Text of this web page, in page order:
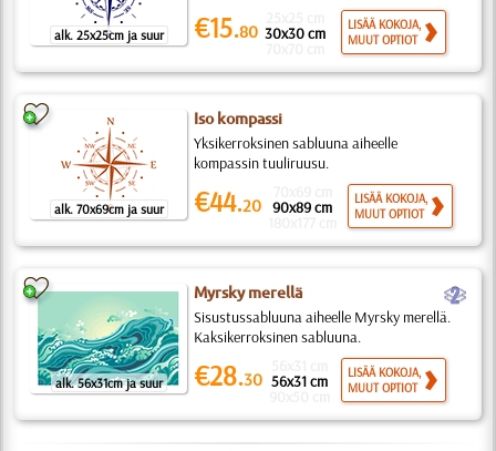
alk. 25x25cm ja suur €15.80 30x30 cm
LISÄÄ KOKOJA,
MUUT OPTIOT
alk. 70x69cm ja suur
Iso kompassi
Yksikerroksinen sabluuna aiheelle
kompassin tuuliruusu.
€44.20 90x89 cm
LISÄÄ KOKOJA,
MUUT OPTIOT
alk. 56x31cm ja suur
Myrsky merellä b
Sisustussabluuna aiheelle Myrsky merellä.
Kaksikerroksinen sabluuna.
€28.30 56x31 cm
LISÄÄ KOKOJA,
MUUT OPTIOT